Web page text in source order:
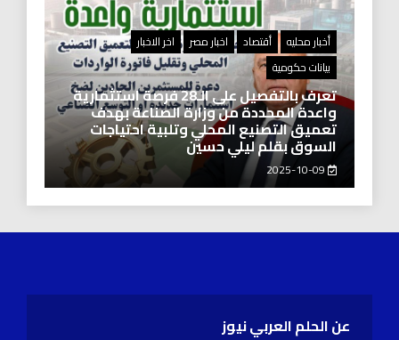
أخبار محليه أقتصاد اخبار مصر
اخر الاخبار
بيانات حكومية
تعرف بالتفصيل على الـ28 فرصة استثمارية
واعدة المحددة من وزارة الصناعة بهدف
تعميق التصنيع المحلي وتلبية احتياجات
السوق بقلم ليلي حسين
عن الحلم العربي نيوز